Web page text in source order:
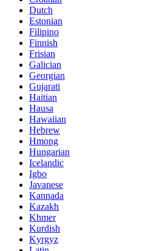
Dutch
Estonian
Filipino
Finnish
Frisian
Galician
Georgian
Gujarati
Haitian
Hausa
Hawaiian
Hebrew
Hmong
Hungarian
Icelandic
Igbo
Javanese
Kannada
Kazakh
Khmer
Kurdish
Kyrgyz